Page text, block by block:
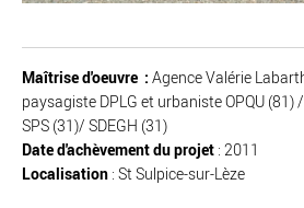
Maîtrise d'oeuvre : Agence Valérie
paysagiste DPLG et urbaniste OPQU (81)
SPS (31)/ SDEGH (31)
Date d'achèvement du projet : 2011
Localisation : St Sulpice-sur-Lèze